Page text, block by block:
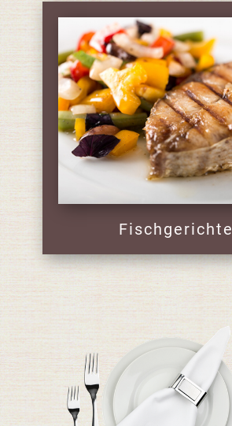
Fischgerichte